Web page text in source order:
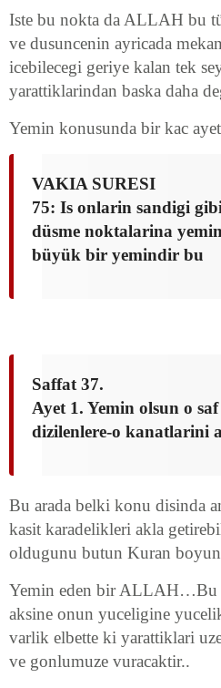
Iste bu nokta da ALLAH bu
ve dusuncenin ayricada
icebilecegi geriye kalan tek
yarattiklarindan baska daha
Yemin konusunda bir kac
VAKIA SURESI
75: Is onlarin sandigi
düsme noktalarina
büyük bir yemindir bu
Saffat 37.
Ayet 1. Yemin olsun o
dizilenlere-o kanatlarini
Bu arada belki konu disinda
kasit karadelikleri akla
oldugunu butun Kuran
Yemin eden bir ALLAH…Bu
aksine onun yuceligine
varlik elbette ki yarattiklari
ve gonlumuze vuracaktir..